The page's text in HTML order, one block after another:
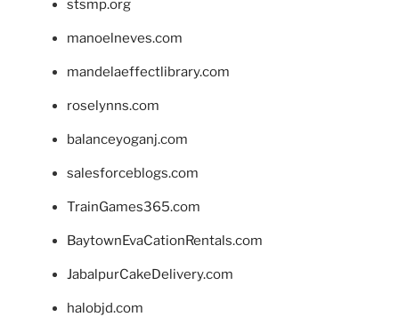
stsmp.org
manoelneves.com
mandelaeffectlibrary.com
roselynns.com
balanceyoganj.com
salesforceblogs.com
TrainGames365.com
BaytownEvaCationRentals.com
JabalpurCakeDelivery.com
halobjd.com